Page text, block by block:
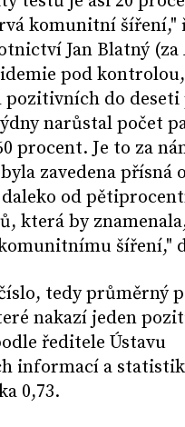
komunitní šíření,"
Jan Blatný (za
pod
pozitivních do deseti
narůstal počet
procent. Je to za
zavedena přísná
daleko od
která by
šíření,"
tedy průměrný
nakazí jeden
ředitele Ústavu
informací a
0,73.